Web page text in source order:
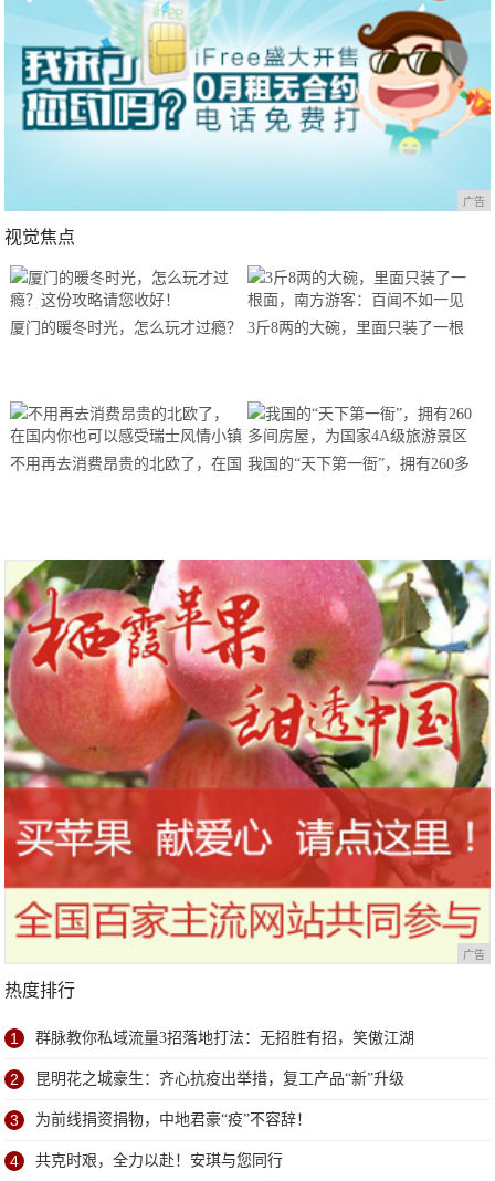
广告
视觉焦点
厦门的暖冬时光，怎么玩才过瘾？
3斤8两的大碗，里面只装了一根
不用再去消费昂贵的北欧了，在国 我国的“天下第一衙”，拥有260多
广告
热度排行
1 群脉教你私域流量3招落地打法：无招胜有招，笑傲江湖
2 昆明花之城豪生：齐心抗疫出举措，复工产品“新”升级
3 为前线捐资捐物，中地君豪“疫”不容辞！
4 共克时艰，全力以赴！安琪与您同行